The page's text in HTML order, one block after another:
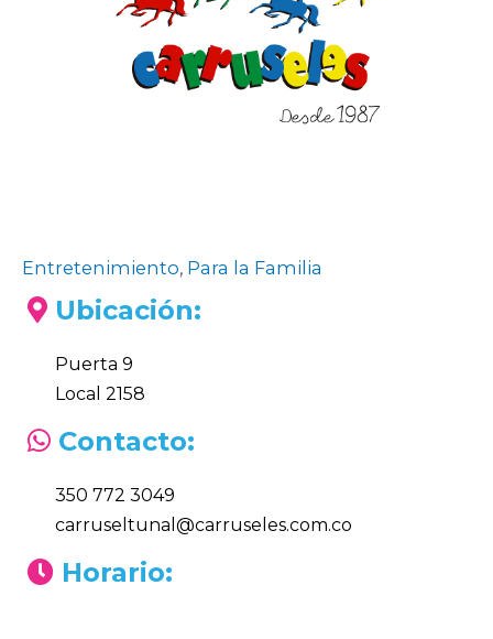
Entretenimiento, Para la Familia
Ubicación:
Puerta 9
Local 2158
Contacto:
350 772 3049
carruseltunal@carruseles.com.co
Horario: